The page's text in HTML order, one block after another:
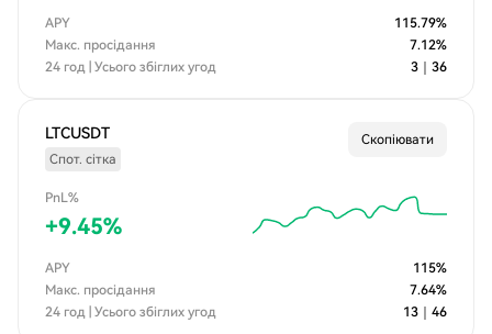
APY 115.79%
Макс. просідання
7.12%
24 год | Усього збіглих угод
3 36
LTCUSDT
Спот. сітка
Скопіювати
PnL%
+9.45%
APY 115%
Макс. просідання
7.64%
24 год | Усього збіглих угод
13 46